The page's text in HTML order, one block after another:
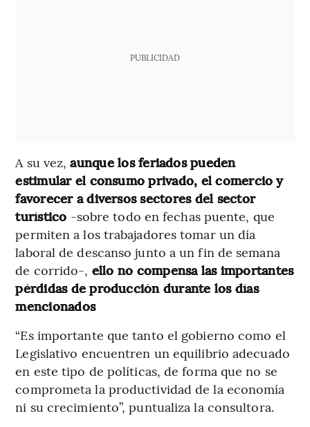
PUBLICIDAD
A su vez,aunque los feriados pueden
estimular el consumo privado, el comercio y
favorecer a diversos sectores del sector
turístico -sobre todo en fechas puente, que
permiten a los trabajadores tomar un día
laboral de descanso junto a un fin de semana
de corrido-, ello no compensa las importantes
pérdidas de producción durante los días
mencionados
“Es importante que tanto el gobierno como el
Legislativo encuentren un equilibrio adecuado
en este tipo de políticas, de forma que no se
comprometa la productividad de la economía
ni su crecimiento”, puntualiza la consultora.